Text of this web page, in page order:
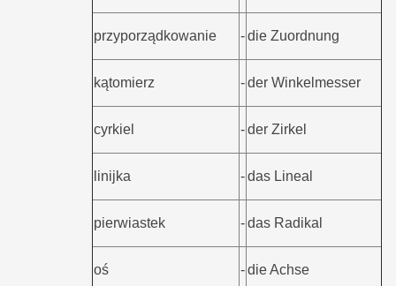
przyporządkowanie -die Zuordnung
kątomierz -der Winkelmesser
cyrkiel -der Zirkel
linijka -das Lineal
pierwiastek -das Radikal
oś -die Achse